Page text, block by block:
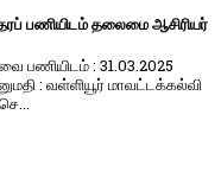
பணியிடம் தலைமை ஆசிரியர்
பணியிடம் : 31.03.2025
: வள்ளியூர் மாவட்டக்கல்வி